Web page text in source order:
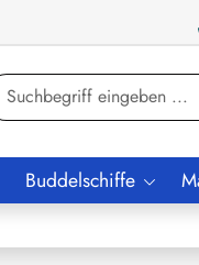
Buddelschiffe